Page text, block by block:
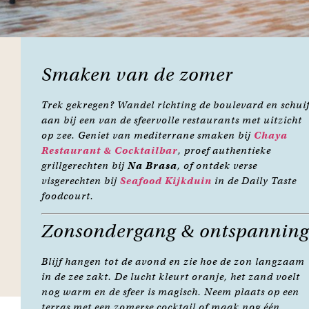
Smaken van de zomer
Trek gekregen? Wandel richting de boulevard en schuif
aan bij een van de sfeervolle restaurants met uitzicht
op zee. Geniet van mediterrane smaken bij Chaya
Restaurant & Cocktailbar, proef authentieke
grillgerechten bij Na Brasa, of ontdek verse
visgerechten bij Seafood Kijkduin in de Daily Taste
foodcourt.
Zonsondergang & ontspanning
Blijf hangen tot de avond en zie hoe de zon langzaam
in de zee zakt. De lucht kleurt oranje, het zand voelt
nog warm en de sfeer is magisch. Neem plaats op een